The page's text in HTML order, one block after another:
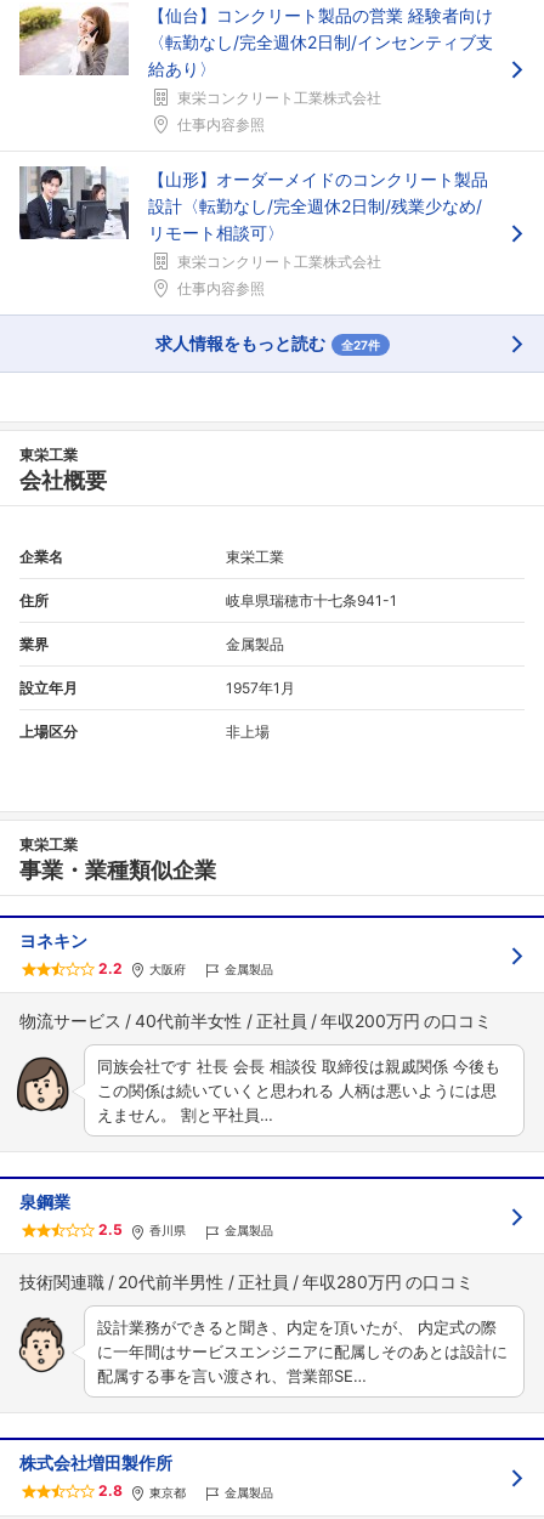
フォローしました
【仙台】コンクリート製品の営業 経験者向け
〈転勤なし/完全週休2日制/インセンティブ支
給あり〉
東栄コンクリート工業株式会社
仕事内容参照
【山形】オーダーメイドのコンクリート製品
設計〈転勤なし/完全週休2日制/残業少なめ/
リモート相談可〉
東栄コンクリート工業株式会社
仕事内容参照
求人情報をもっと読む 全27件
東栄工業
会社概要
企業名 東栄工業
住所 岐阜県瑞穂市十七条941-1
業界 金属製品
設立年月 1957年1月
上場区分 非上場
東栄工業
事業・業種類似企業
ヨネキン
2.2 大阪府 金属製品
物流サービス 40代前半女性 正社員 年収200万円
同族会社です 社長 会長 相談役 取締役は親戚関係 今後も
この関係は続いていくと思われる 人柄は悪いようには思
えません。 割と平社員…
泉鋼業
2.5 香川県 金属製品
技術関連職 20代前半男性 正社員 年収280万円
設計業務ができると聞き、内定を頂いたが、 内定式の際
に一年間はサービスエンジニアに配属しそのあとは設計に
配属する事を言い渡され、営業部SE…
株式会社増田製作所
2.8 東京都 金属製品